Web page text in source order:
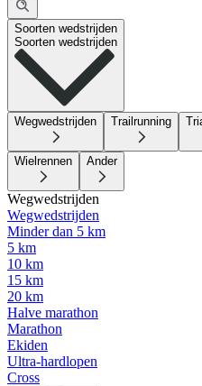
Soorten wedstrijden
Soorten wedstrijden
Wegwedstrijden Trailrunning
Wielrennen Ander
Wegwedstrijden
Wegwedstrijden
Minder dan 5 km
5 km
10 km
15 km
20 km
Halve marathon
Marathon
Ekiden
Ultra-hardlopen
Cross